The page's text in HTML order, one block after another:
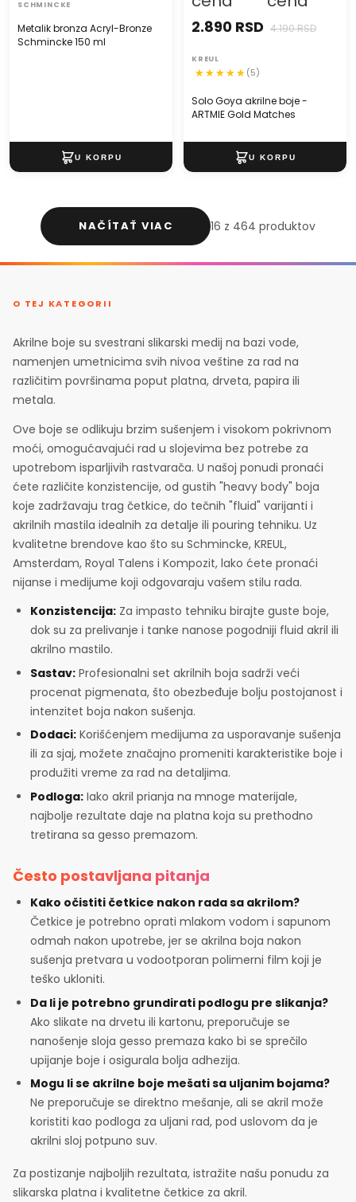
Metalik bronza Acryl-Bronze
Schmincke 150 ml
SCHMINCKE
Solo Goya akrilne boje -
ARTMIE Gold Matches
2.890 RSD 4.190 RSD
KREUL
(5)
NAČÍTAŤ VIAC 16 z 464 produktov
O TEJ KATEGORII
Akrilne boje su svestrani slikarski medij na bazi vode,
namenjen umetnicima svih nivoa veštine za rad na
različitim površinama poput platna, drveta, papira ili
metala.
Ove boje se odlikuju brzim sušenjem i visokom pokrivnom
moći, omogućavajući rad u slojevima bez potrebe za
upotrebom isparljivih rastvarača. U našoj ponudi pronaći
ćete različite konzistencije, od gustih "heavy body" boja
koje zadržavaju trag četkice, do tečnih "fluid" varijanti i
akrilnih mastila idealnih za detalje ili pouring tehniku. Uz
kvalitetne brendove kao što su Schmincke, KREUL,
Amsterdam, Royal Talens i Kompozit, lako ćete pronaći
nijanse i medijume koji odgovaraju vašem stilu rada.
Konzistencija: Za impasto tehniku birajte guste boje,
dok su za prelivanje i tanke nanose pogodniji fluid akril ili
akrilno mastilo.
Sastav: Profesionalni set akrilnih boja sadrži veći
procenat pigmenata, što obezbeđuje bolju postojanost i
intenzitet boja nakon sušenja.
Dodaci: Korišćenjem medijuma za usporavanje sušenja
ili za sjaj, možete značajno promeniti karakteristike boje i
produžiti vreme za rad na detaljima.
Podloga: Iako akril prianja na mnoge materijale,
najbolje rezultate daje na platna koja su prethodno
tretirana sa gesso premazom.
Često postavljana pitanja
Kako očistiti četkice nakon rada sa akrilom?
Četkice je potrebno oprati mlakom vodom i sapunom
odmah nakon upotrebe, jer se akrilna boja nakon
sušenja pretvara u vodootporan polimerni film koji je
teško ukloniti.
Da li je potrebno grundirati podlogu pre slikanja?
Ako slikate na drvetu ili kartonu, preporučuje se
nanošenje sloja gesso premaza kako bi se sprečilo
upijanje boje i osigurala bolja adhezija.
Mogu li se akrilne boje mešati sa uljanim bojama?
Ne preporučuje se direktno mešanje, ali se akril može
koristiti kao podloga za uljani rad, pod uslovom da je
akrilni sloj potpuno suv.
Za postizanje najboljih rezultata, istražite našu ponudu za
slikarska platna i kvalitetne četkice za akril.